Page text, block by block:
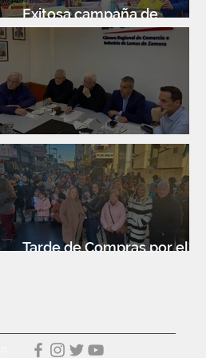
Exitosa campaña de
donación de libros infantiles
Reunión de Junta Directiva
Tarde de Compras por el Día